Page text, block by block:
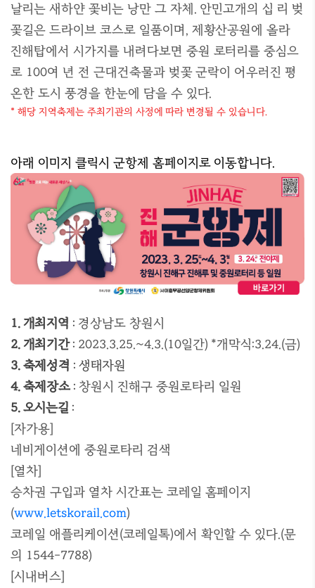
날리는 새하얀 꽃비는 낭만 그 자체. 안민고개의 십 리 벚
꽃길은 드라이브 코스로 일품이며, 제황산공원에 올라
진해탑에서 시가지를 내려다보면 중원 로터리를 중심으
로 100여 년 전 근대건축물과 벚꽃 군락이 어우러진 평
온한 도시 풍경을 한눈에 담을 수 있다.
* 해당 지역축제는 주최기관의 사정에 따라 변경될 수 있습니다.
아래 이미지 클릭시 군항제 홈페이지로 이동합니다.
1. 개최지역 : 경상남도 창원시
2. 개최기간: 2023.3.25.~4.3.(10일간) *개막식:3.24.(금)
3. 축제성격 : 생태자원
4. 축제장소:창원시 진해구 중원로타리 일원
5. 오시는길 :
[자가용]
네비게이션에 중원로타리 검색
[열차]
승차권 구입과 열차 시간표는 코레일 홈페이지
(www.letskorail.com)
코레일 애플리케이션(코레일톡)에서 확인할 수 있다.(문
의 1544-7788)
[시내버스]